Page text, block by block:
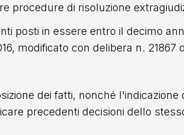
procedure di risoluzione
posti in essere entro il decimo
modificato con delibera n. 21867
dei fatti, nonché
precedenti decisioni dello